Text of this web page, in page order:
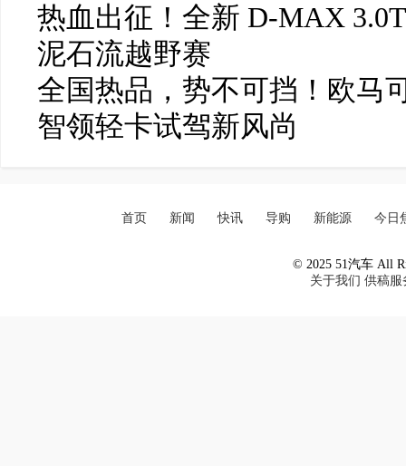
热血出征！全新 D-MAX
泥石流越野赛
全国热品，势不可挡！欧马
智领轻卡试驾新风尚
首页 新闻 快讯 导购 新能源 今日
© 2025 51汽车 All
关于我们 供稿服